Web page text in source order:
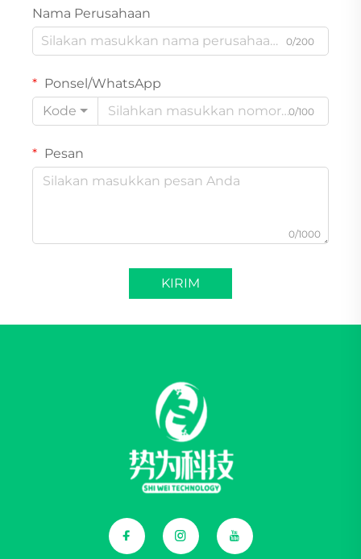
Nama Perusahaan
0/200
Ponsel/WhatsApp
Kode
0/100
Pesan
0/1000
KIRIM